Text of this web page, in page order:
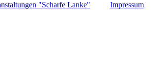
"Scharfe Lanke" Impressum